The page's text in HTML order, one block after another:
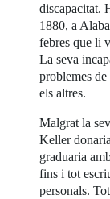
discapacitat.
1880, a
febres que li
La seva
problemes
els altres.
Malgrat la
Keller
graduaria
fins i tot
personals.